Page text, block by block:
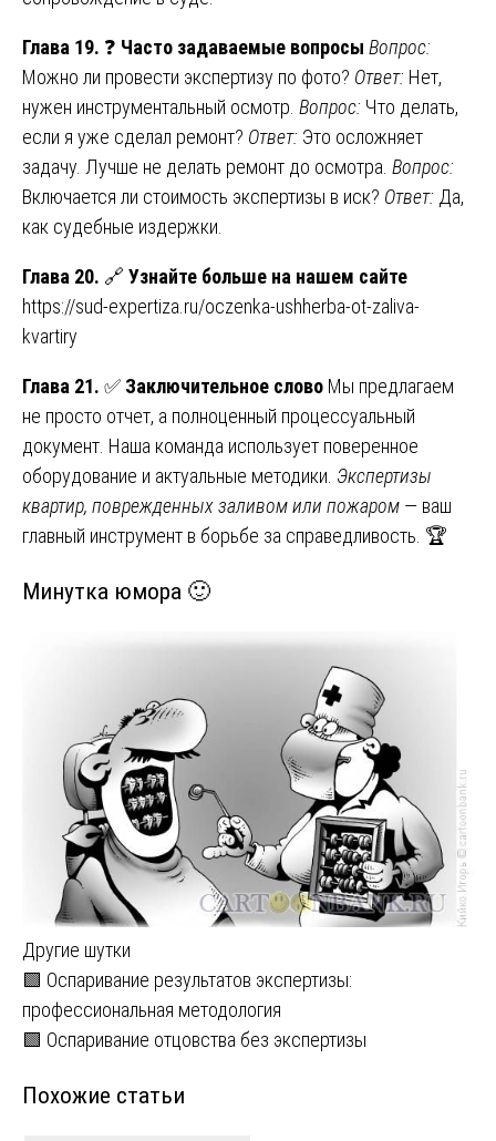
Глава 19. ❓ Часто задаваемые вопросы Вопрос:
Можно ли провести экспертизу по фото? Ответ: Нет,
нужен инструментальный осмотр. Вопрос: Что делать,
если я уже сделал ремонт? Ответ: Это осложняет
задачу. Лучше не делать ремонт до осмотра. Вопрос:
Включается ли стоимость экспертизы в иск? Ответ: Да,
как судебные издержки.
Глава 20. 🔗 Узнайте больше на нашем сайте
https://sud-expertiza.ru/oczenka-ushherba-ot-zaliva-
kvartiry
Глава 21. ✅ Заключительное слово Мы предлагаем
не просто отчет, а полноценный процессуальный
документ. Наша команда использует поверенное
оборудование и актуальные методики. Экспертизы
квартир, поврежденных заливом или пожаром — ваш
главный инструмент в борьбе за справедливость. 🏆
Минутка юмора 🙂
Другие шутки
Навигация
по
🟩 Оспаривание результатов экспертизы:
профессиональная методология
🟩 Оспаривание отцовства без экспертизы
Похожие статьи